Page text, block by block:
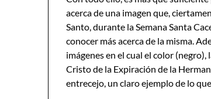
acerca de una imagen que,
Santo, durante la Semana Santa
conocer más acerca de la misma.
imágenes en el cual el color
Cristo de la Expiración de la
entrecejo, un claro ejemplo de lo